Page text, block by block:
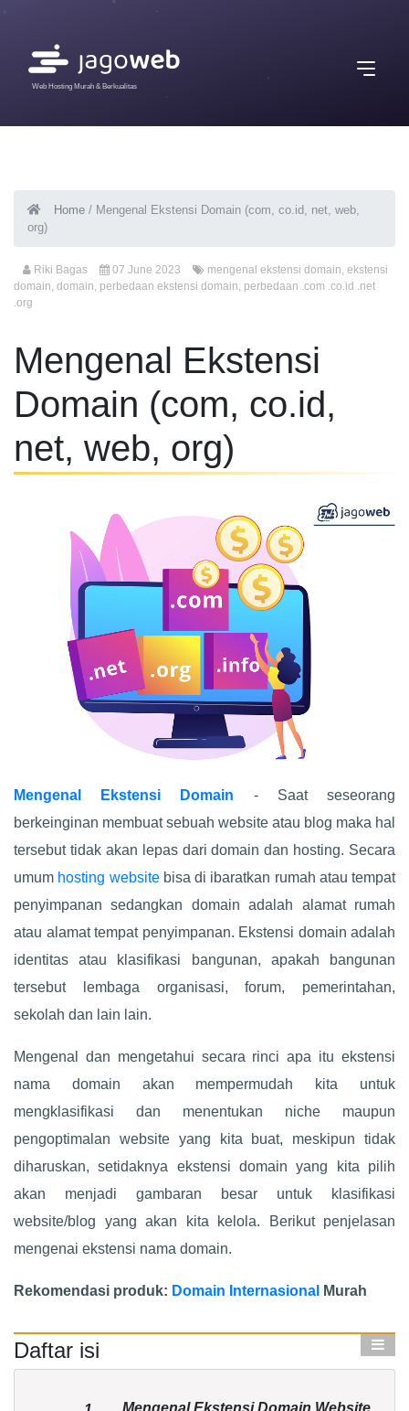
Web Hosting Murah & Berkualitas
Home / Mengenal Ekstensi Domain (com, co.id, net, web,
org)
Riki Bagas 07 June 2023 mengenal ekstensi domain, ekstensi
domain, domain, perbedaan ekstensi domain, perbedaan .com .co.id .net
.org
Mengenal Ekstensi
Domain (com, co.id,
net, web, org)
Mengenal Ekstensi Domain
- Saat seseorang
berkeinginan membuat sebuah website atau blog maka hal
tersebut tidak akan lepas dari domain dan hosting. Secara
umum hosting website bisa di ibaratkan rumah atau tempat
penyimpanan sedangkan domain adalah alamat rumah
atau alamat tempat penyimpanan. Ekstensi domain adalah
identitas atau klasifikasi bangunan, apakah bangunan
tersebut lembaga organisasi, forum, pemerintahan,
sekolah dan lain lain.
Mengenal dan mengetahui secara rinci apa itu ekstensi
nama domain akan mempermudah kita untuk
mengklasifikasi dan menentukan niche maupun
pengoptimalan website yang kita buat, meskipun tidak
diharuskan, setidaknya ekstensi domain yang kita pilih
akan menjadi gambaran besar untuk klasifikasi
website/blog yang akan kita kelola. Berikut penjelasan
mengenai ekstensi nama domain.
Rekomendasi produk: Domain Internasional Murah
Daftar isi
Mengenal Ekstensi Domain Website